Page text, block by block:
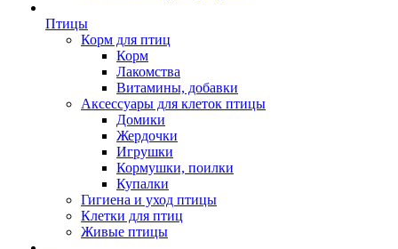
Птицы
Корм для птиц
Корм
Лакомства
Витамины, добавки
Аксессуары для клеток птицы
Домики
Жердочки
Игрушки
Кормушки, поилки
Купалки
Гигиена и уход птицы
Клетки для птиц
Живые птицы